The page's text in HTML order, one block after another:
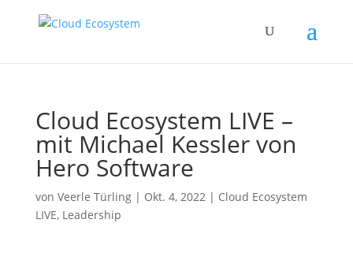
Cloud Ecosystem LIVE –
mit Michael Kessler von
Hero Software
von Veerle Türling| Okt. 4, 2022| Cloud Ecosystem
LIVE, Leadership